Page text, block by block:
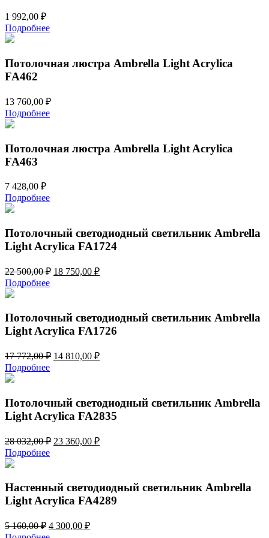
1 992,00 ₽
Подробнее
Потолочная люстра Ambrella Light Acrylica
FA462
13 760,00 ₽
Подробнее
Потолочная люстра Ambrella Light Acrylica
FA463
7 428,00 ₽
Подробнее
Потолочный светодиодный светильник Ambrella
Light Acrylica FA1724
22 500,00₽ Первоначальная
500,00 ₽.
18 750,00 ₽Текущая
Подробнее
Потолочный светодиодный светильник Ambrella
Light Acrylica FA1726
17 772,00₽ Первоначальная
772,00 ₽.
14 810,00 ₽Текущая
Подробнее
Потолочный светодиодный светильник Ambrella
Light Acrylica FA2835
28 032,00₽ Первоначальная
032,00 ₽.
23 360,00 ₽Текущая
Подробнее
Настенный светодиодный светильник Ambrella
Light Acrylica FA4289
5 160,00₽ Первоначальная
цена
4 300,00 ₽Текущая